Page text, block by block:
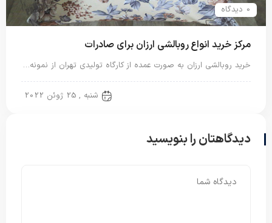
0 دیدگاه
مرکز خرید انواع روبالشی ارزان برای صادرات
خرید روبالشی ارزان به صورت عمده از کارگاه تولیدی تهران از نمونه…
شنبه , 25 ژوئن 2022
دیدگاهتان را بنویسید